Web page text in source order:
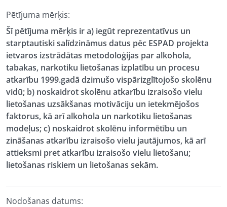
Pētījuma mērķis:
Šī pētījuma mērķis ir a) iegūt reprezentatīvus un
starptautiski salīdzināmus datus pēc ESPAD projekta
ietvaros izstrādātas metodoloģijas par alkohola,
tabakas, narkotiku lietošanas izplatību un procesu
atkarību 1999.gadā dzimušo vispārizglītojošo skolēnu
vidū; b) noskaidrot skolēnu atkarību izraisošo vielu
lietošanas uzsākšanas motivāciju un ietekmējošos
faktorus, kā arī alkohola un narkotiku lietošanas
modeļus; c) noskaidrot skolēnu informētību un
zināšanas atkarību izraisošo vielu jautājumos, kā arī
attieksmi pret atkarību izraisošo vielu lietošanu;
lietošanas riskiem un lietošanas sekām.
Nodošanas datums: